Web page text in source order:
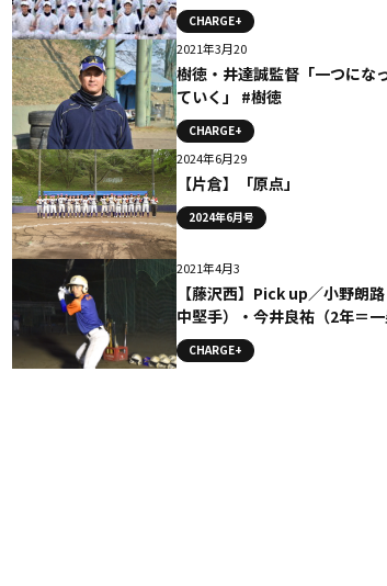
CHARGE+
2021年3月20
樹徳・井達誠監督「一つにな
ていく」 #樹徳
CHARGE+
2024年6月29
【片倉】「原点」
2024年6月号
2021年4月3
【藤沢西】Pick up／小野朗
中堅手）・今井良祐（2年＝
手） ＃藤沢西
CHARGE+